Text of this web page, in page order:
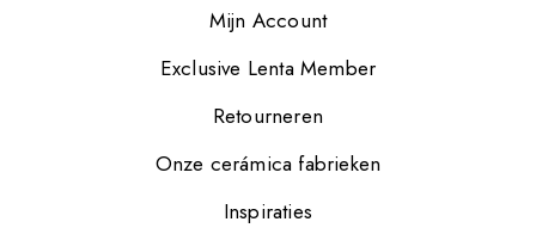
Mijn Account
Exclusive Lenta Member
Retourneren
Onze cerámica fabrieken
Inspiraties